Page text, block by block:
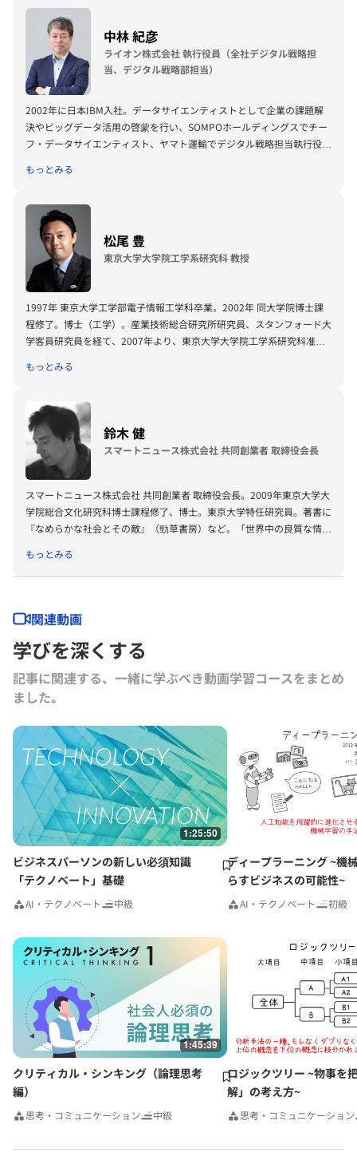
ロー、元会長、ソフトウェア科学会フェロー、元理事、人工知能学会フ
ェロー、元理事、情報処理学会フェロー、元編集委員長、元副会長。マ
ルチエージェントシステム国際財団元理事、日本工学アカデミー会員、
サービス学会会員、日本学術会議連携会員、JSTさきがけ領域元研究総
括。主要編著書：『知能の物語』（未来大出版会）、『Handbook of
Ambient Intelligence and Smart Environments』（編著、
Springer）、『知能の謎』（講談社ブルーバックス）、『AI事典第2
版』（編著、共立出版）、『知的エージェントのための集合と論理』
（共立出版）、『楽しいプログラミング II, 記号の世界』（岩波書
店）、『思考』（編著、岩波講座認知科学8）、『知識表現と
中林 紀彦
ライオン株式会社 執行役員（全社デジタル戦略担
当、デジタル戦略部担当）
2002年に日本IBM入社。データサイエンティストとして企業の課題解
決やビッグデータ活用の啓蒙を行い、SOMPOホールディングスでチー
フ・データサイエンティスト、ヤマト運輸でデジタル戦略担当執行役員
行するとともに、筑波大学大学院客員教授として即戦力人材の育成にも
もっとみる
松尾 豊
東京大学大学院工学系研究科 教授
1997年 東京大学工学部電子情報工学科卒業。2002年 同大学院博士課
程修了。博士（工学）。産業技術総合研究所研究員、スタンフォード大
学客員研究員を経て、2007年より、東京大学大学院工学系研究科准教
イニング。人工知能学会からは論文賞（2002年）、創立20周年記念事
年）の各賞を受賞。2020-2022年、人工知能学会、情報処理学会理事。
2017年より日本ディープラーニング協会理事長。2019年よりソフトバ
ンクグループ社外取締役。2021年より新しい資本主義実現会議 有識者
構成員。2023年よりAI戦略会議座長。2024年よりAI制度研究会座長。
2024年より一般社団法人AIロボット協会理事。2025年よりパナソニッ
ク ホールディングス株式会社 社外取締役。
もっとみる
鈴木 健
スマートニュース株式会社 共同創業者 取締役会長
スマートニュース株式会社 共同創業者 取締役会長。2009年東京大学大
学院総合文化研究科博士課程修了、博士。東京大学特任研究員。著書に
『なめらかな社会とその敵』（勁草書房）など。「世界中の良質な情報
ュース株式会社を共同創業。2014年9月SmartNews International Inc.
を設立し、米国市場の展開を牽引している。
もっとみる
関連動画
学びを深くする
記事に関連する、一緒に学ぶべき動画学習コースをまとめ
ました｡
1:25:50
ビジネスパーソンの新しい必須知識
「テクノベート」基礎
AI・テクノベート 中級
ディープラーニング ~機
らすビジネスの可能性~
AI・テクノベート 初級
1:45:39
クリティカル・シンキング（論理思考
編）
思考・コミュニケーション 中級
ロジックツリー ~物事を
解」の考え方~
思考・コミュニケーション